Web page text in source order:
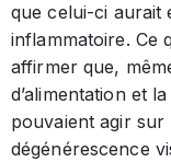
que celui-ci aurait
inflammatoire. Ce
affirmer que,
d’alimentation et
pouvaient agir sur
dégénérescence